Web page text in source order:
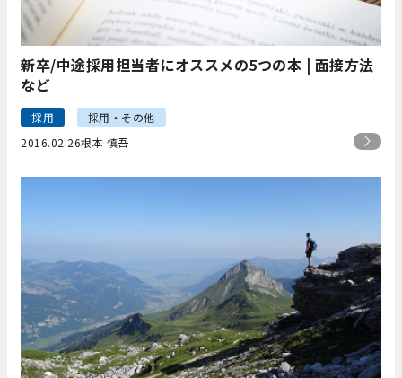
新卒/中途採用担当者にオススメの5つの本 | 面接方法
など
採用
採用・その他
2016.02.26根本 慎吾